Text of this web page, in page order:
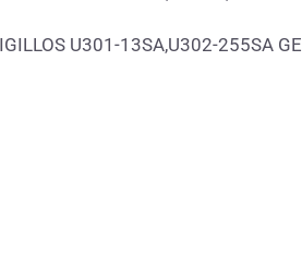
U301-13SA,U302-255SA GE